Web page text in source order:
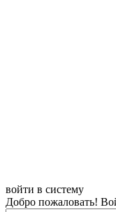
войти в систему
Добро пожаловать!